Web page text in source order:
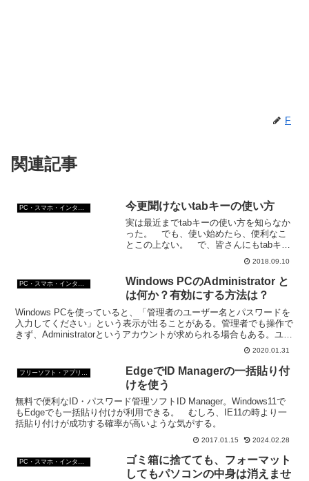
F
関連記事
PC・スマホ・インターネットトラブルの解消方法 今更聞けないtabキーの使い方
実は最近までtabキーの使い方を知らなか
った。 でも、使い始めたら、便利なこ
とこの上ない。 で、皆さんにもtabキー
の便利さをお伝えしたい！tabキーで移動
を簡単にできる tabキーの使い方の一つ
が、入力欄やリンクへの移動。tabキーな
らリ...
2018.09.10
Windows PCのAdministrator と
は何か？有効にする方法は？
Windows PCを使っていると、「管理者のユーザー名とパスワードを
入力してください」という表示が出ることがある。管理者でも操作で
きず、Administratorというアカウントが求められる場合もある。ユー
2020.01.31
EdgeでID Managerの一括貼り付
けを使う
無料で便利なID・パスワード管理ソフトID Manager。Windows11で
もEdgeでも一括貼り付けが利用できる。 むしろ、IE11の時より一
括貼り付けが成功する確率が高いような気がする。
2017.01.15 2024.02.28
PC・スマホ・インターネットトラブルの解消方法
ゴミ箱に捨てても、フォーマット
してもパソコンの中身は消えませ